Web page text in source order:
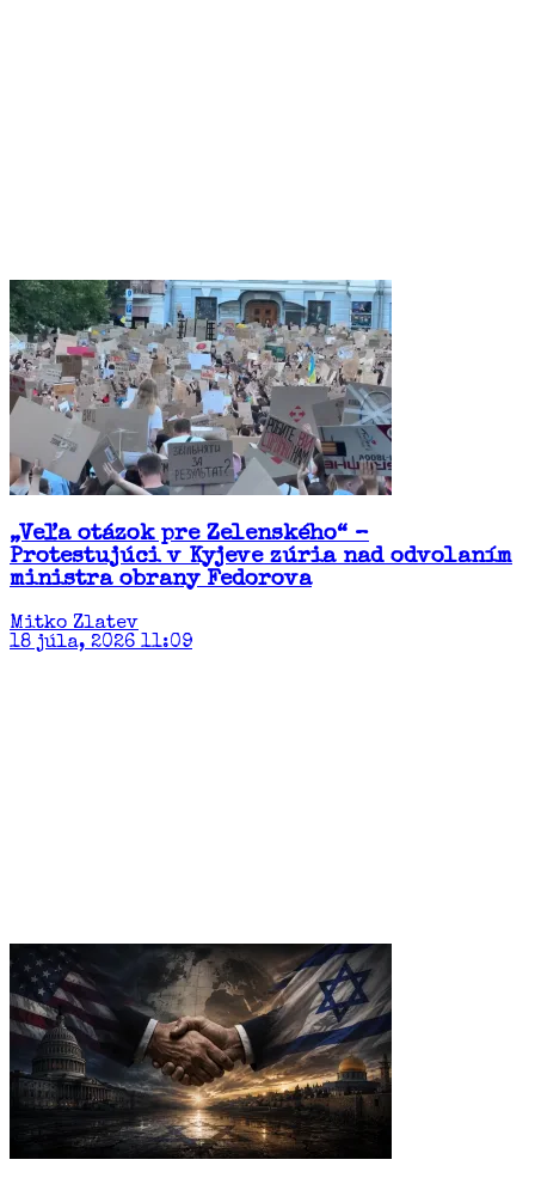
„Veľa otázok pre Zelenského“ –
Protestujúci v Kyjeve zúria nad odvolaním
ministra obrany Fedorova
Mitko Zlatev
18 júla, 2026 11:09